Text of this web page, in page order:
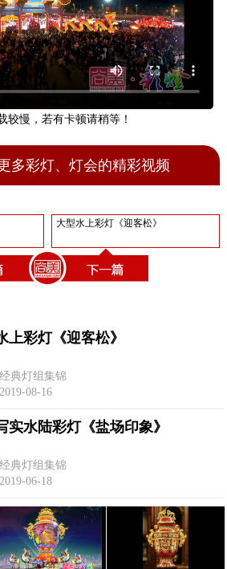
较慢，若有卡顿请稍等！
多彩灯、灯会的精彩视频
大型水上彩灯《迎客松》
上彩灯《迎客松》
典灯组集锦
08-16
实水陆彩灯《盐场印象》
典灯组集锦
06-18